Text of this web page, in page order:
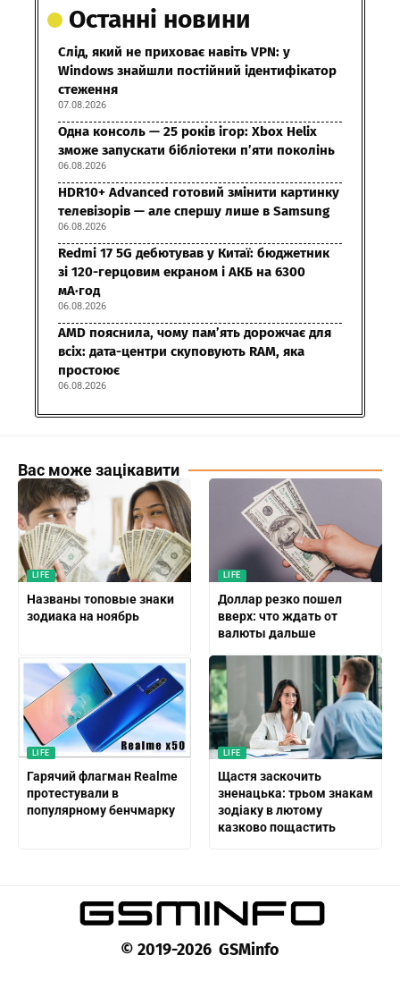
Останні новини
Слід, який не приховає навіть VPN: у
Windows знайшли постійний ідентифікатор
стеження
07.08.2026
Одна консоль — 25 років ігор: Xbox Helix
зможе запускати бібліотеки п’яти поколінь
06.08.2026
HDR10+ Advanced готовий змінити картинку
телевізорів — але спершу лише в Samsung
06.08.2026
Redmi 17 5G дебютував у Китаї: бюджетник
зі 120-герцовим екраном і АКБ на 6300
мА·год
06.08.2026
AMD пояснила, чому пам’ять дорожчає для
всіх: дата-центри скуповують RAM, яка
простоює
06.08.2026
Вас може зацікавити
LIFE
Названы топовые знаки
зодиака на ноябрь
LIFE
Доллар резко пошел
вверх: что ждать от
валюты дальше
LIFE
Гарячий флагман Realme
протестували в
популярному бенчмарку
LIFE
Щастя заскочить
зненацька: трьом знакам
зодіаку в лютому
казково пощастить
© 2019-2026 GSMinfo